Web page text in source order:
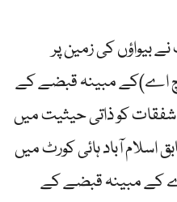
نے بیواؤں کی زمین پر
اے)کے مبینہ قبضے کے
کو ذاتی حیثیت میں
آباد ہائی کورٹ میں
اے کے مبینہ قبضے کے